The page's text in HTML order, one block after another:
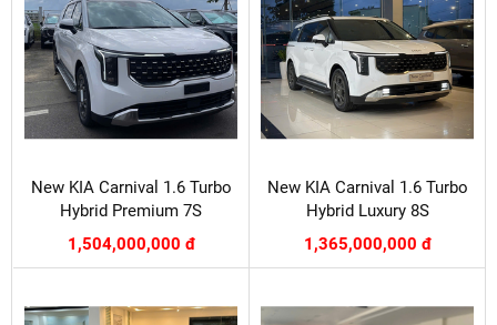
New KIA Carnival 1.6 Turbo
Hybrid Premium 7S​
1,504,000,000 đ
New KIA Carnival 1.6 Turbo
Hybrid Luxury 8S​
1,365,000,000 đ